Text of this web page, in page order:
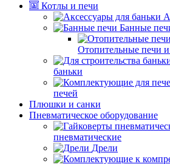
Котлы и печи
Банные
Отопительные печи
баньки
печей
Плюшки и санки
Пневматическое оборудование
пневматические
Дрели